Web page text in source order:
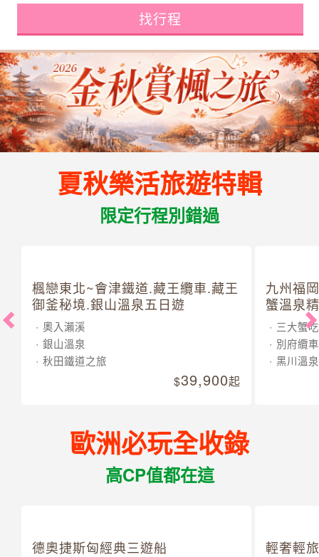
找行程
夏秋樂活旅遊特輯
限定行程別錯過
楓戀東北~會津鐵道.藏王纜車.藏王
御釜秘境.銀山溫泉五日遊
奧入瀨溪
銀山溫泉
秋田鐵道之旅
39,900起
九州福
蟹溫泉
三大蟹
別府纜車
黑川溫泉
歐洲必玩全收錄
高CP值都在這
德奧捷斯匈經典三遊船 輕奢輕